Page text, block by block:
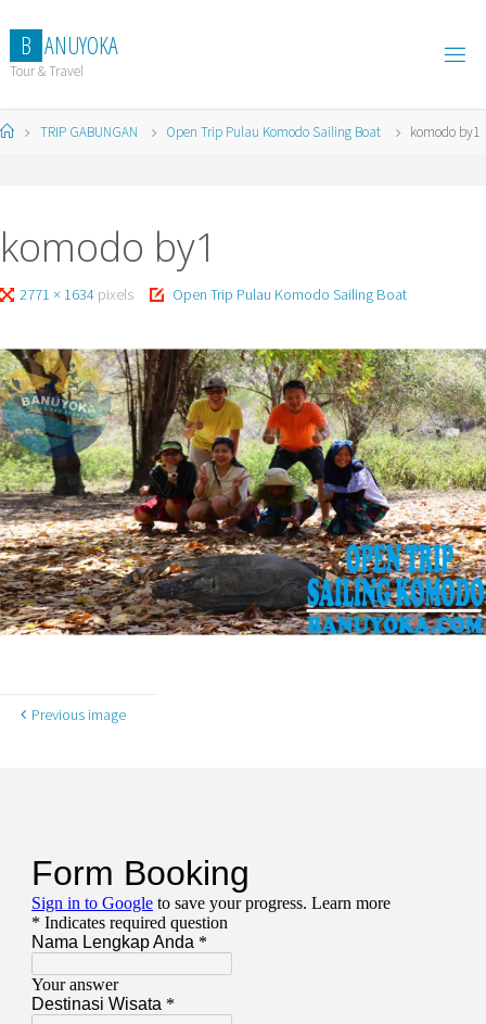
content
B ANUYOKA
Tour & Travel
HomeTRIP GABUNGAN Open Trip Pulau Komodo Sailing Boat komodo by1
komodo by1
Full2771 × 1634 pixels Open Trip Pulau Komodo Sailing Boat
Previous image